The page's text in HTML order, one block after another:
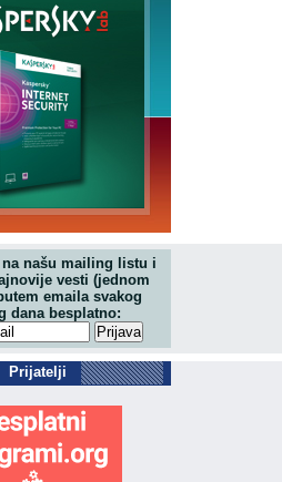
na našu mailing listu i
vesti (jednom
emaila svakog
dana besplatno:
Prijatelji